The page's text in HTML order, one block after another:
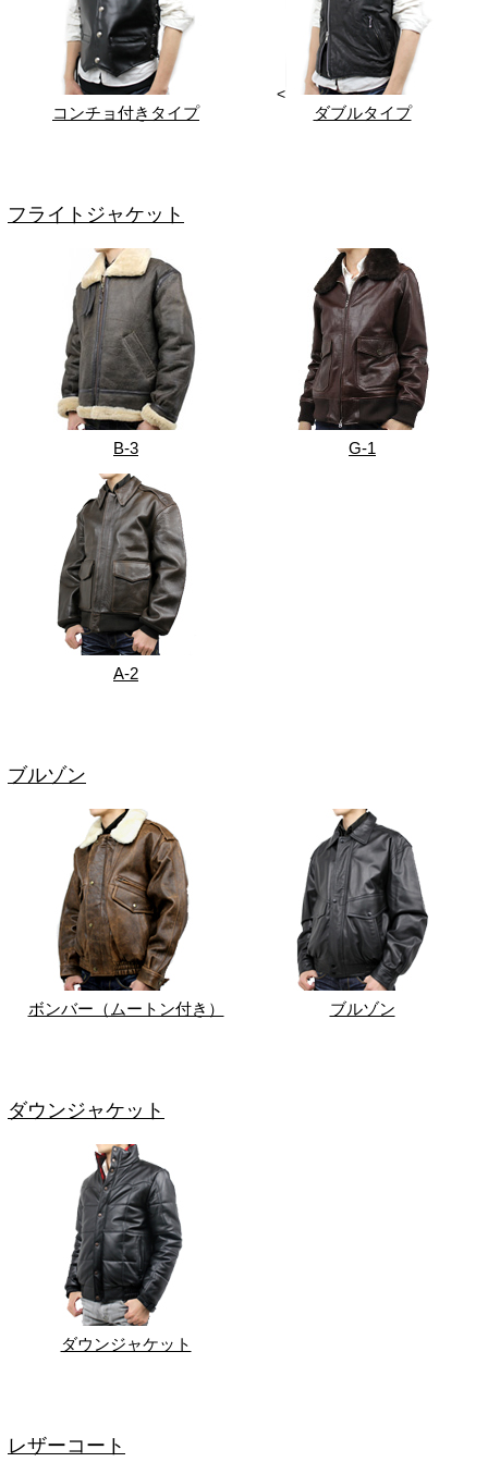
コンチョ付きタイプ
<
ダブルタイプ
フライトジャケット
B-3 G-1
A-2
ブルゾン
ボンバー（ムートン付き） ブルゾン
ダウンジャケット
ダウンジャケット
レザーコート